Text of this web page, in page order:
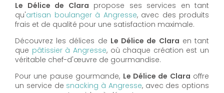
Le Délice de Clara propose ses services en tant
qu'artisan boulanger à Angresse, avec des produits
frais et de qualité pour une satisfaction maximale.
Découvrez les délices de Le Délice de Clara en tant
que pâtissier à Angresse, où chaque création est un
véritable chef-d'œuvre de gourmandise.
Pour une pause gourmande, Le Délice de Clara offre
un service de snacking à Angresse, avec des options